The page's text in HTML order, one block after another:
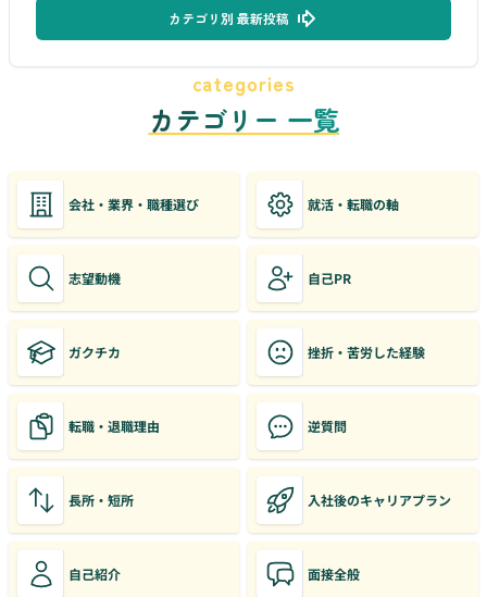
カテゴリ別 最新投稿
categories
カテゴリー 一覧
会社・業界・職種選び 就活・転職の軸
志望動機 自己PR
ガクチカ 挫折・苦労した経験
転職・退職理由 逆質問
長所・短所 入社後のキャリアプラン
自己紹介 面接全般